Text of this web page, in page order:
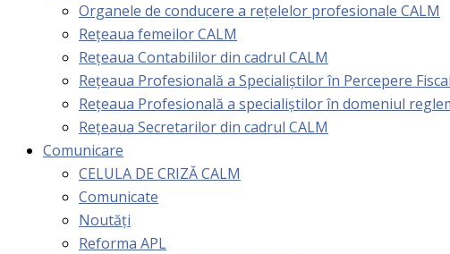
Organele de conducere a rețelelor profesionale CALM
Rețeaua femeilor CALM
Rețeaua Contabililor din cadrul CALM
Rețeaua Profesională a Specialiștilor în Percepere
Reţeaua Profesională a specialiştilor în domeniul
Rețeaua Secretarilor din cadrul CALM
Comunicare
CELULA DE CRIZĂ CALM
Comunicate
Noutăți
Reforma APL